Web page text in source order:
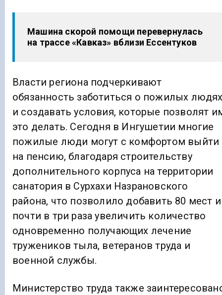
Машина скорой помощи перевернулась
на трассе «Кавказ» вблизи Ессентуков
Власти региона подчеркивают
обязанность заботиться о пожилых
и создавать условия, которые позволят
это делать. Сегодня в Ингушетии многие
пожилые люди могут с комфортом выйти
на пенсию, благодаря строительству
дополнительного корпуса на территории
санатория в Сурхахи Назрановского
района, что позволило добавить 80 мест и
почти в три раза увеличить количество
одновременно получающих лечение
тружеников тыла, ветеранов труда и
военной службы.
Министерство труда также